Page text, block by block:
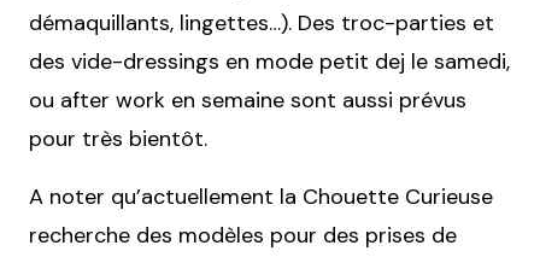
démaquillants, lingettes…). Des troc-parties et
des vide-dressings en mode petit dej le samedi,
ou after work en semaine sont aussi prévus
pour très bientôt.
A noter qu’actuellement la Chouette Curieuse
recherche des modèles pour des prises de